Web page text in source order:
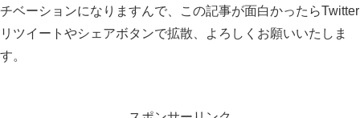
チベーションになりますんで、この記事が面白かったらTwitter
リツイートやシェアボタンで拡散、よろしくお願いいたしま
す。